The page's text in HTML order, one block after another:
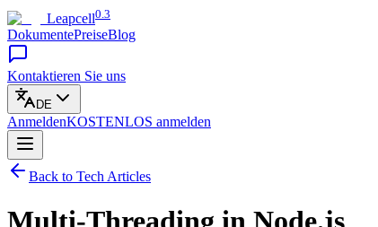
Leapcell0.3
DokumentePreiseBlog
Kontaktieren Sie uns
DE
AnmeldenKOSTENLOS anmelden
Back to Tech Articles
Multi-Threading in Node.js